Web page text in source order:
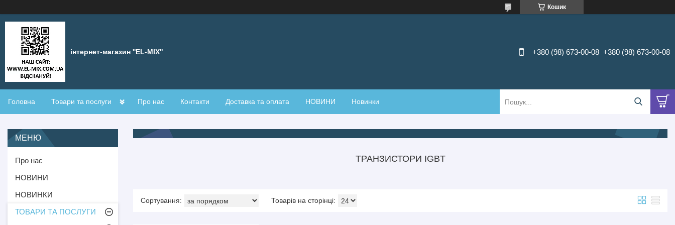
Кошик
інтернет-магазин ''EL-MIX" +380 (98) 673-00-08 +380 (98) 673-00-08
Головна Товари та послуги Про нас Контакти Доставка та оплата НОВИНИ Новинки
ТРАНЗИСТОРИ IGBT
Про нас
НОВИНИ
НОВИНКИ
ТОВАРИ ТА ПОСЛУГИ